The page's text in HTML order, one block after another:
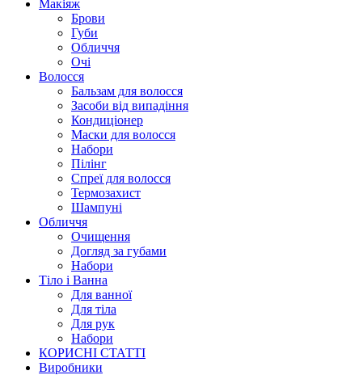
Макіяж
Брови
Губи
Обличчя
Очі
Волосся
Бальзам для волосся
Засоби від випадіння
Кондиціонер
Маски для волосся
Набори
Пілінг
Спреї для волосся
Термозахист
Шампуні
Обличчя
Очищення
Догляд за губами
Набори
Тіло і Ванна
Для ванної
Для тіла
Для рук
Набори
КОРИСНІ СТАТТІ
Виробники